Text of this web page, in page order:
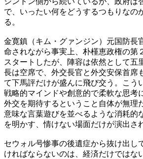
で、いったい何をどうするつもりなの
る。
金寛鎮（キム・グァンジン）元国防長
命されながら事実上、朴槿恵政権の第
スタートしたが、陣容は依然として五
長は空席で、外交長官と外交安保首席
て下馬評だけが盛んに飛び交う。こう
戦略的マインドや創意的で柔軟な思考
外交を期待するということ自体が無理
意味な言葉遊びを並べるような消耗的
を明かす、情けない場面だけが演出さ
セウォル号惨事の後遺症から抜け出し
ければならないのは、経済だけではな